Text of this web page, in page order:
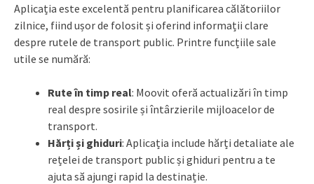
Aplicația este excelentă pentru planificarea călătoriilor
zilnice, fiind ușor de folosit și oferind informații clare
despre rutele de transport public. Printre funcțiile sale
utile se numără:
Rute în timp real: Moovit oferă actualizări în timp
real despre sosirile și întârzierile mijloacelor de
transport.
Hărți și ghiduri: Aplicația include hărți detaliate ale
rețelei de transport public și ghiduri pentru a te
ajuta să ajungi rapid la destinație.